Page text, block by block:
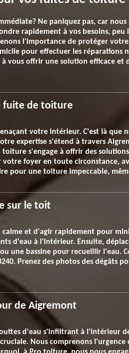
Ne paniquez pas, car
rapidement à vos besoins,
l'importance de protéger
pour effectuer les réparations
vous offrir une solution efficace et
fuite de toiture
votre intérieur. C'est là que
expertise s'étend à travers
s'engage à offrir des
foyer en toute circonstance,
pour une toiture impeccable,
sur le toit
et d'agir rapidement pour
d'eau à l'intérieur. Ensuite,
une bassine pour recueillir l'eau.
Prenez des photos des dégâts
de Aigremont
d'eau s'infiltrant à l'intérieur
Nous comprenons